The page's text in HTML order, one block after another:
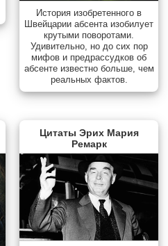
История изобретенного в
Швейцарии абсента изобилует
крутыми поворотами.
Удивительно, но до сих пор
мифов и предрассудков об
абсенте известно больше, чем
реальных фактов.
Цитаты Эрих Мария
Ремарк